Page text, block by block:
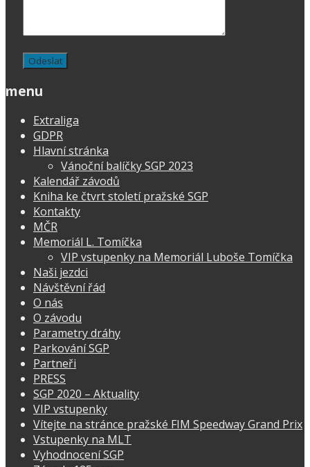
menu
Extraliga
GDPR
Hlavní stránka
Vánoční balíčky SGP 2023
Kalendář závodů
Kniha ke čtvrt století pražské SGP
Kontakty
MČR
Memoriál L. Tomíčka
VIP vstupenky na Memoriál Luboše Tomíčka
Naši jezdci
Návštěvní řád
O nás
O závodu
Parametry dráhy
Parkování SGP
Partneři
PRESS
SGP 2020 – Aktuality
VIP vstupenky
Vítejte na stránce pražské FIM Speedway Grand Prix
Vstupenky na MLT
Vyhodnocení SGP